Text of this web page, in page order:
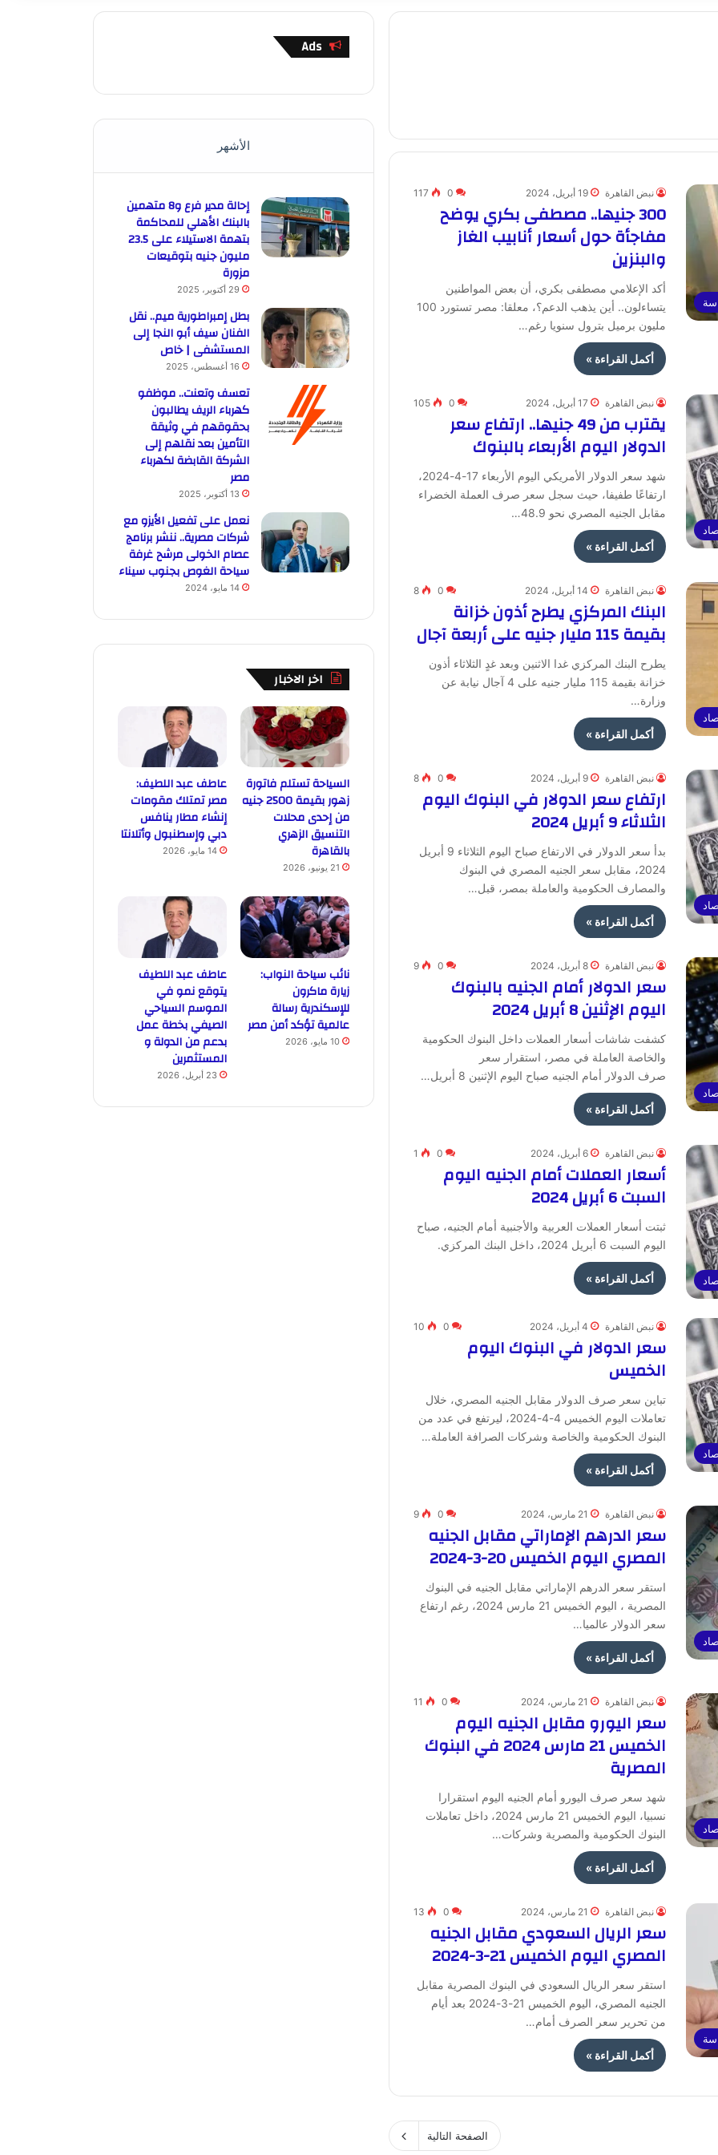
نبض القاهرة 19 أبريل، 2024 0
117
300 جنيها.. مصطفى بكري يوضح
مفاجأة حول أسعار أنابيب الغاز
والبنزين
أكد الإعلامي مصطفى بكري، أن بعض المواطنين
يتساءلون.. أين يذهب الدعم؟، معلقا: مصر تستورد 100
مليون برميل بترول سنويا رغم…
أكمل القراءة »
نبض القاهرة 17 أبريل، 2024 0
105
يقترب من 49 جنيها.. ارتفاع سعر
الدولار اليوم الأربعاء بالبنوك
شهد سعر الدولار الأمريكي اليوم الأربعاء 17-4-2024،
ارتفاعًا طفيفا، حيث سجل سعر صرف العملة الخضراء
مقابل الجنيه المصري نحو 48.9…
أكمل القراءة »
نبض القاهرة 14 أبريل، 2024 0
8
البنك المركزي يطرح أذون خزانة
بقيمة 115 مليار جنيه على أربعة آجال
يطرح البنك المركزي غدا الاثنين وبعد غدٍ الثلاثاء أذون
خزانة بقيمة 115 مليار جنيه على 4 آجال نيابة عن
وزارة…
أكمل القراءة »
نبض القاهرة 9 أبريل، 2024 0
8
ارتفاع سعر الدولار في البنوك اليوم
الثلاثاء 9 أبريل 2024
بدأ سعر الدولار في الارتفاع صباح اليوم الثلاثاء 9 أبريل
2024، مقابل سعر الجنيه المصري في البنوك
والمصارف الحكومية والعاملة بمصر، قبل…
أكمل القراءة »
نبض القاهرة 8 أبريل، 2024 0
9
سعر الدولار أمام الجنيه بالبنوك
اليوم الإثنين 8 أبريل 2024
كشفت شاشات أسعار العملات داخل البنوك الحكومية
والخاصة العاملة في مصر، استقرار سعر
صرف الدولار أمام الجنيه صباح اليوم الإثنين 8 أبريل…
أكمل القراءة »
نبض القاهرة 6 أبريل، 2024 0
1
أسعار العملات أمام الجنيه اليوم
السبت 6 أبريل 2024
ثبتت أسعار العملات العربية والأجنبية أمام الجنيه، صباح
اليوم السبت 6 أبريل 2024، داخل البنك المركزي.
أكمل القراءة »
نبض القاهرة 4 أبريل، 2024 0
10
سعر الدولار في البنوك اليوم
الخميس
تباين سعر صرف الدولار مقابل الجنيه المصري، خلال
تعاملات اليوم الخميس 4-4-2024، ليرتفع في عدد من
البنوك الحكومية والخاصة وشركات الصرافة العاملة…
أكمل القراءة »
نبض القاهرة 21 مارس، 2024 0
9
سعر الدرهم الإماراتي مقابل الجنيه
المصري اليوم الخميس 20-3-2024
استقر سعر الدرهم الإماراتي مقابل الجنيه في البنوك
المصرية ، اليوم الخميس 21 مارس 2024، رغم ارتفاع
سعر الدولار عالميا…
أكمل القراءة »
نبض القاهرة 21 مارس، 2024 0
11
سعر اليورو مقابل الجنيه اليوم
الخميس 21 مارس 2024 في البنوك
المصرية
شهد سعر صرف اليورو أمام الجنيه اليوم استقرارا
نسبيا، اليوم الخميس 21 مارس 2024، داخل تعاملات
البنوك الحكومية والمصرية وشركات…
أكمل القراءة »
نبض القاهرة 21 مارس، 2024 0
13
سعر الريال السعودي مقابل الجنيه
المصري اليوم الخميس 21-3-2024
استقر سعر الريال السعودي في البنوك المصرية مقابل
الجنيه المصري، اليوم الخميس 21-3-2024 بعد أيام
من تحرير سعر الصرف أمام…
أكمل القراءة »
الصفحة التالية
Ads
الأشهر
إحالة مدير فرع و8 متهمين
بالبنك الأهلي للمحاكمة
بتهمة الاستيلاء على 23.5
مليون جنيه بتوقيعات
مزورة
29 أكتوبر، 2025
بطل إمبراطورية ميم.. نقل
الفنان سيف أبو النجا إلى
المستشفى | خاص
16 أغسطس، 2025
تعسف وتعنت.. موظفو
كهرباء الريف يطالبون
بحقوقهم في وثيقة
التأمين بعد نقلهم إلى
الشركة القابضة لكهرباء
مصر
13 أكتوبر، 2025
نعمل على تفعيل الأيزو مع
شركات مصرية.. ننشر برنامج
عصام الخولى مرشح غرفة
سياحة الغوص بجنوب سيناء
14 مايو، 2024
اخر الاخبار
السياحة تستلم فاتورة
زهور بقيمة 2500 جنيه
من إحدى محلات
التنسيق الزهري
بالقاهرة
21 يونيو، 2026
عاطف عبد اللطيف:
مصر تمتلك مقومات
إنشاء مطار ينافس
دبي وإسطنبول وأتلانتا
14 مايو، 2026
نائب سياحة النواب:
زيارة ماكرون
للإسكندرية رسالة
عالمية تؤكد أمن مصر
10 مايو، 2026
عاطف عبد اللطيف
يتوقع نمو في
الموسم السياحي
الصيفي بخطة عمل
بدعم من الدولة و
المستثمرين
23 أبريل، 2026